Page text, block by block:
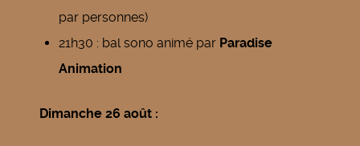
par personnes)
21h30 : bal sono animé par Paradise
Animation
Dimanche 26 août :